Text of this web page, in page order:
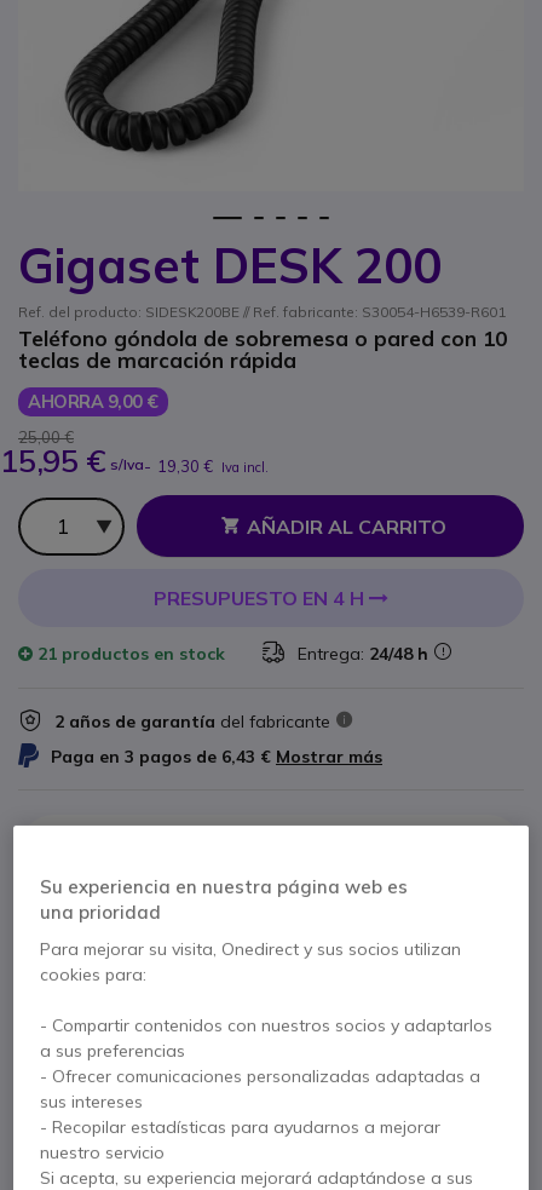
Gigaset DESK 200
Ref. del producto: SIDESK200BE // Ref. fabricante: S30054-H6539-R601
Teléfono góndola de sobremesa o pared con 10
teclas de marcación rápida
AHORRA 9,00 €
25,00 €
15,95 € s/Iva- 19,30 € Iva incl.
Cantidad
AÑADIR AL CARRITO
PRESUPUESTO EN 4 H
21 productos en stock Entrega: 24/48 h
2 años de garantía del fabricante
Paga en 3 pagos de 6,43 € Mostrar más
Características principales
Teléfono analógico alimentado por línea
10 teclas de marcación rápida
Compatible con audífonos
Montaje sobremesa / mural
Mostrar más
Se entrega con
1 x Auricular
1 x Base del auricular
Saltar al comienzo de la galería de imágenes
Su experiencia en nuestra página web es
una prioridad
Para mejorar su visita, Onedirect y sus socios utilizan
cookies para:
- Compartir contenidos con nuestros socios y adaptarlos
a sus preferencias
- Ofrecer comunicaciones personalizadas adaptadas a
sus intereses
- Recopilar estadísticas para ayudarnos a mejorar
nuestro servicio
Si acepta, su experiencia mejorará adaptándose a sus